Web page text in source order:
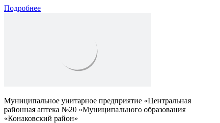
Подробнее
Муниципальное унитарное предприятие «Центральная
районная аптека №20 «Муниципального образования
«Конаковский район»